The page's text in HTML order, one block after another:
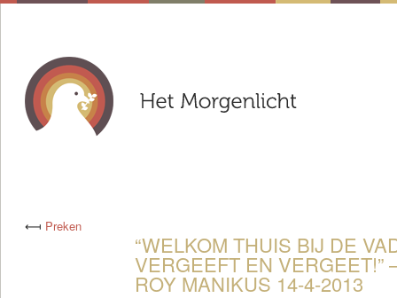
⟻ Preken
“WELKOM THUIS BIJ DE
VERGEEFT EN VERGEET!”
ROY MANIKUS 14-4-2013